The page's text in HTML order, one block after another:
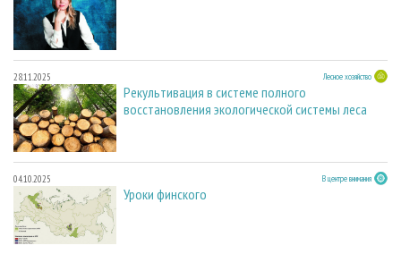
28.11.2025 Лесное хозяйство
Рекультивация в системе полного
восстановления экологической системы леса
04.10.2025 В центре внимания
Уроки финского